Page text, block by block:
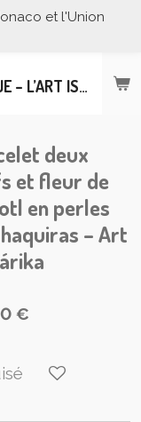
L'EMPREINTE DU MEXIQUE – L’ART ISSU DE L’ARTISANAT MEXICAIN
et l'Union
deux
et fleur de
en perles
– Art
€